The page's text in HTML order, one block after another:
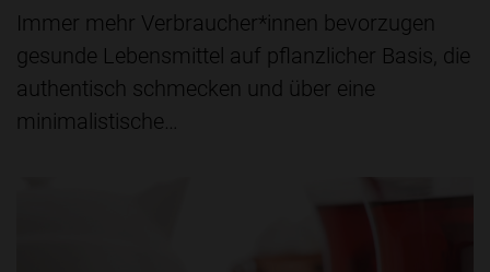
Immer mehr Verbraucher*innen bevorzugen
gesunde Lebensmittel auf pflanzlicher Basis, die
authentisch schmecken und über eine
minimalistische…